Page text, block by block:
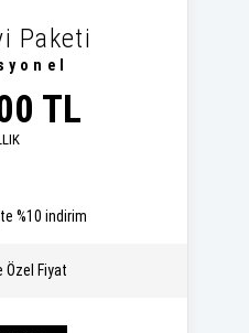
Paketi
TL
%10 indirim
Özel Fiyat